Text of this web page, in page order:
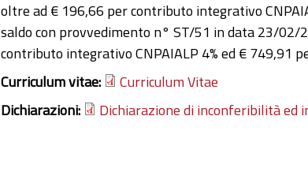
oltre ad € 196,66 per contributo integrativo
saldo con provvedimento n° ST/51 in data 23/
contributo integrativo CNPAIALP 4% ed € 749,91
Curriculum vitae:
Curriculum Vitae
Dichiarazioni:
Dichiarazione di inconferibilità ed